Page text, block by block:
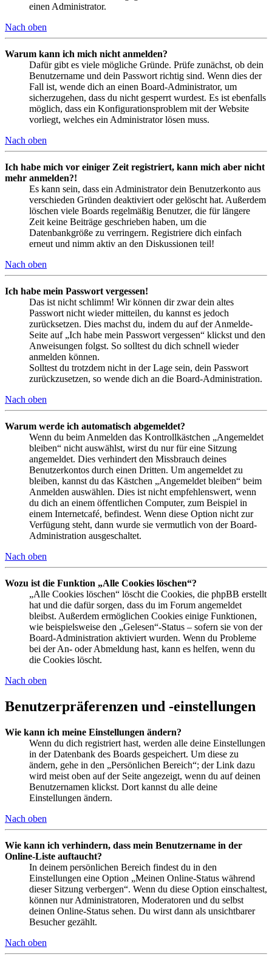
einen Administrator.
Nach oben
Warum kann ich mich nicht anmelden?
Dafür gibt es viele mögliche Gründe. Prüfe zunächst, ob dein
Benutzername und dein Passwort richtig sind. Wenn dies der
Fall ist, wende dich an einen Board-Administrator, um
sicherzugehen, dass du nicht gesperrt wurdest. Es ist ebenfalls
möglich, dass ein Konfigurationsproblem mit der Website
vorliegt, welches ein Administrator lösen muss.
Nach oben
Ich habe mich vor einiger Zeit registriert, kann mich aber nicht
mehr anmelden?!
Es kann sein, dass ein Administrator dein Benutzerkonto aus
verschieden Gründen deaktiviert oder gelöscht hat. Außerdem
löschen viele Boards regelmäßig Benutzer, die für längere
Zeit keine Beiträge geschrieben haben, um die
Datenbankgröße zu verringern. Registriere dich einfach
erneut und nimm aktiv an den Diskussionen teil!
Nach oben
Ich habe mein Passwort vergessen!
Das ist nicht schlimm! Wir können dir zwar dein altes
Passwort nicht wieder mitteilen, du kannst es jedoch
zurücksetzen. Dies machst du, indem du auf der Anmelde-
Seite auf „Ich habe mein Passwort vergessen“ klickst und den
Anweisungen folgst. So solltest du dich schnell wieder
anmelden können.
Solltest du trotzdem nicht in der Lage sein, dein Passwort
zurückzusetzen, so wende dich an die Board-Administration.
Nach oben
Warum werde ich automatisch abgemeldet?
Wenn du beim Anmelden das Kontrollkästchen „Angemeldet
bleiben“ nicht auswählst, wirst du nur für eine Sitzung
angemeldet. Dies verhindert den Missbrauch deines
Benutzerkontos durch einen Dritten. Um angemeldet zu
bleiben, kannst du das Kästchen „Angemeldet bleiben“ beim
Anmelden auswählen. Dies ist nicht empfehlenswert, wenn
du dich an einem öffentlichen Computer, zum Beispiel in
einem Internetcafé, befindest. Wenn diese Option nicht zur
Verfügung steht, dann wurde sie vermutlich von der Board-
Administration ausgeschaltet.
Nach oben
Wozu ist die Funktion „Alle Cookies löschen“?
„Alle Cookies löschen“ löscht die Cookies, die phpBB erstellt
hat und die dafür sorgen, dass du im Forum angemeldet
bleibst. Außerdem ermöglichen Cookies einige Funktionen,
wie beispielsweise den „Gelesen“-Status – sofern sie von der
Board-Administration aktiviert wurden. Wenn du Probleme
bei der An- oder Abmeldung hast, kann es helfen, wenn du
die Cookies löscht.
Nach oben
Benutzerpräferenzen und -einstellungen
Wie kann ich meine Einstellungen ändern?
Wenn du dich registriert hast, werden alle deine Einstellungen
in der Datenbank des Boards gespeichert. Um diese zu
ändern, gehe in den „Persönlichen Bereich“; der Link dazu
wird meist oben auf der Seite angezeigt, wenn du auf deinen
Benutzernamen klickst. Dort kannst du alle deine
Einstellungen ändern.
Nach oben
Wie kann ich verhindern, dass mein Benutzername in der
Online-Liste auftaucht?
In deinem persönlichen Bereich findest du in den
Einstellungen eine Option „Meinen Online-Status während
dieser Sitzung verbergen“. Wenn du diese Option einschaltest,
können nur Administratoren, Moderatoren und du selbst
deinen Online-Status sehen. Du wirst dann als unsichtbarer
Besucher gezählt.
Nach oben